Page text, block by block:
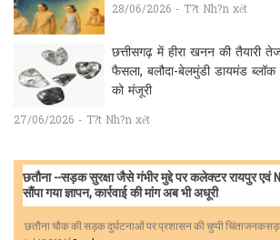
28/06/2026 - T?t Nh?n xét
छत्तीसगढ़ में हीरा खनन की तैयारी
फैसला, बलौदा-बेलमुंडी डायमंड
को मंजूरी
27/06/2026 - T?t Nh?n xét
छतौना --सड़क सुरक्षा जैसे गंभीर मुद्दे पर कलेक्टर रायपुर एवं
सौंपा गया ज्ञापन, कार्रवाई की मांग अब भी अधूरी
छतौना चौक की सड़क दुर्घटनाओं पर प्रशासन की चुप्पी